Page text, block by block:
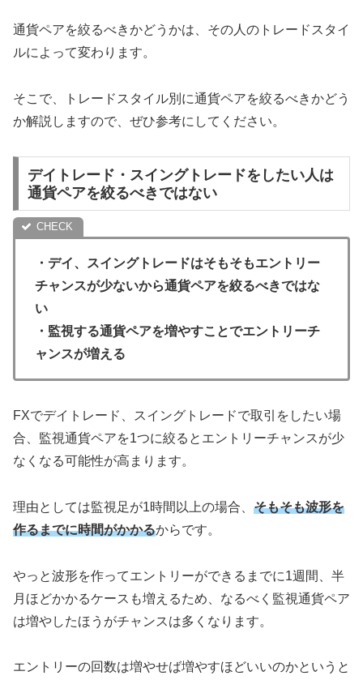
通貨ペアを絞るべきかどうかは、その人のトレードスタイ
ルによって変わります。
そこで、トレードスタイル別に通貨ペアを絞るべきかどう
か解説しますので、ぜひ参考にしてください。
デイトレード・スイングトレードをしたい人は
通貨ペアを絞るべきではない
・デイ、スイングトレードはそもそもエントリー
チャンスが少ないから通貨ペアを絞るべきではな
い
・監視する通貨ペアを増やすことでエントリーチ
ャンスが増える
FXでデイトレード、スイングトレードで取引をしたい場
合、監視通貨ペアを1つに絞るとエントリーチャンスが少
なくなる可能性が高まります。
理由としては監視足が1時間以上の場合、 そもそも波形を
作るまでに時間がかかるからです。
やっと波形を作ってエントリーができるまでに1週間、半
月ほどかかるケースも増えるため、なるべく監視通貨ペア
は増やしたほうがチャンスは多くなります。
エントリーの回数は増やせば増やすほどいいのかというと